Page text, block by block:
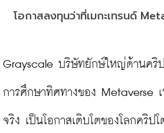
โอกาสลงทุนว่าที่เมกะเทรนด์
Grayscale บริษัทยักษ์ใหญ่ด้านคริป
การศึกษาทิศทางของ Metaverse เ
จริง เป็นโอกาสเติบโตของโลกคริป